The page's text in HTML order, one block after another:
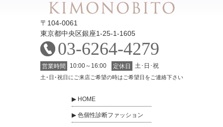
〒104-0061
東京都中央区銀座1-25-1-1605
03-6264-4279
営業時間 10:00～16:00 定休日 土･日･祝
土･日･祝日にご来店ご希望の時はご希望日をご連絡下さい
HOME
色個性診断ファッション